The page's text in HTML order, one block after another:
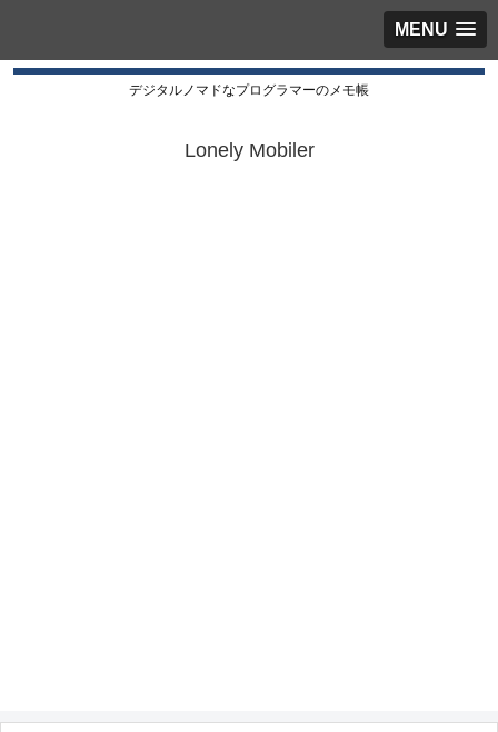
MENU
デジタルノマドなプログラマーのメモ帳
Lonely Mobiler